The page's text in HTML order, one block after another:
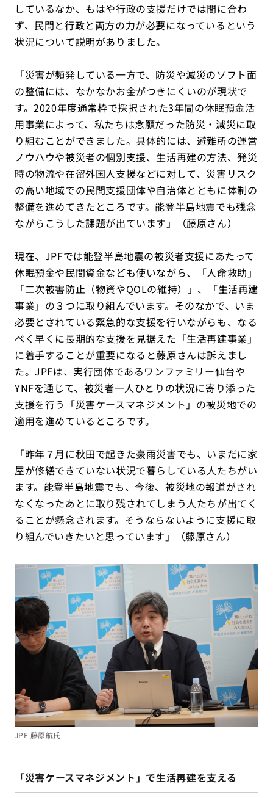
しているなか、もはや行政の支援だけでは間に合わ
ず、民間と行政と両方の力が必要になっているという
状況について説明がありました。
「災害が頻発している一方で、防災や減災のソフト面
の整備には、なかなかお金がつきにくいのが現状で
す。2020年度通常枠で採択された3年間の休眠預金活
用事業によって、私たちは念願だった防災・減災に取
り組むことができました。具体的には、避難所の運営
ノウハウや被災者の個別支援、生活再建の方法、発災
時の物流や在留外国人支援などに対して、災害リスク
の高い地域での民間支援団体や自治体とともに体制の
整備を進めてきたところです。能登半島地震でも残念
ながらこうした課題が出ています」（藤原さん）
現在、JPFでは能登半島地震の被災者支援にあたって
休眠預金や民間資金なども使いながら、「人命救助」
「二次被害防止（物資やQOLの維持）」、「生活再建
事業」の３つに取り組んでいます。そのなかで、いま
必要とされている緊急的な支援を行いながらも、なる
べく早くに長期的な支援を見据えた「生活再建事業」
に着手することが重要になると藤原さんは訴えまし
た。JPFは、実行団体であるワンファミリー仙台や
YNFを通じて、被災者一人ひとりの状況に寄り添った
支援を行う「災害ケースマネジメント」の被災地での
適用を進めているところです。
「昨年７月に秋田で起きた豪雨災害でも、いまだに家
屋が修繕できていない状況で暮らしている人たちがい
ます。能登半島地震でも、今後、被災地の報道がされ
なくなったあとに取り残されてしまう人たちが出てく
ることが懸念されます。そうならないように支援に取
り組んでいきたいと思っています」（藤原さん）
JPF 藤原航氏
「災害ケースマネジメント」で生活再建を支える